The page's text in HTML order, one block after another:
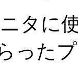
タに
った